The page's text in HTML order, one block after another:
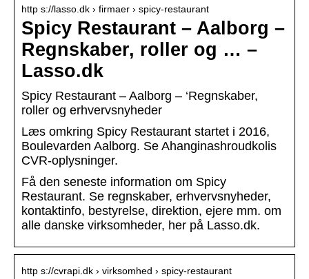
http s://lasso.dk › firmaer › spicy-restaurant
Spicy Restaurant – Aalborg –
Regnskaber, roller og … –
Lasso.dk
Spicy Restaurant – Aalborg – ‘Regnskaber,
roller og erhvervsnyheder
Læs omkring Spicy Restaurant startet i 2016,
Boulevarden Aalborg. Se Ahanginashroudkolis
CVR-oplysninger.
Få den seneste information om Spicy
Restaurant. Se regnskaber, erhvervsnyheder,
kontaktinfo, bestyrelse, direktion, ejere mm. om
alle danske virksomheder, her på Lasso.dk.
http s://cvrapi.dk › virksomhed › spicy-restaurant